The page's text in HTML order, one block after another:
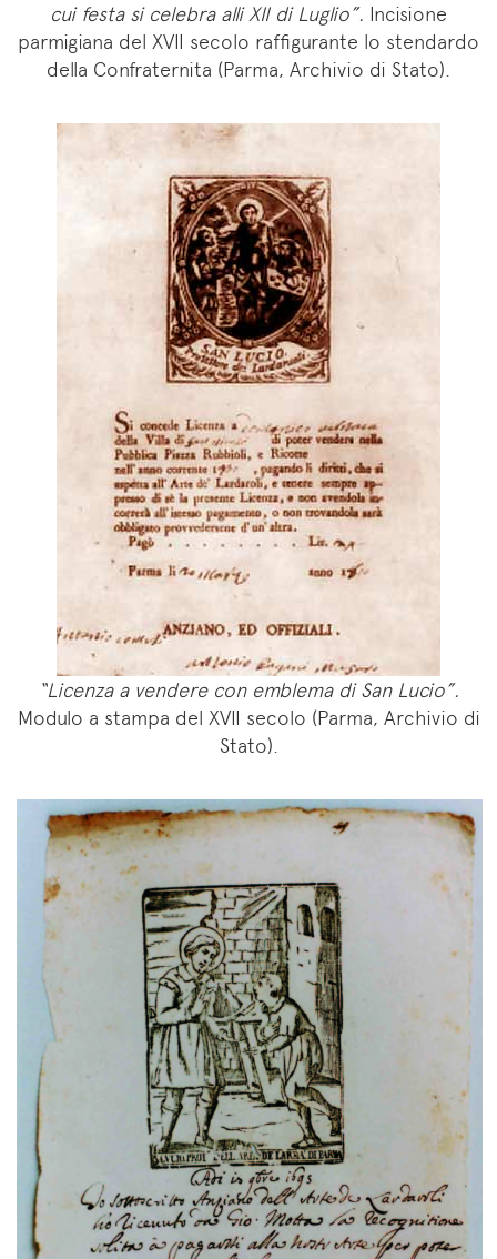
cui festa si celebra alli XII di Luglio”. Incisione
parmigiana del XVII secolo raffigurante lo stendardo
della Confraternita (Parma, Archivio di Stato).
“Licenza a vendere con emblema di San Lucio”.
Modulo a stampa del XVII secolo (Parma, Archivio di
Stato).